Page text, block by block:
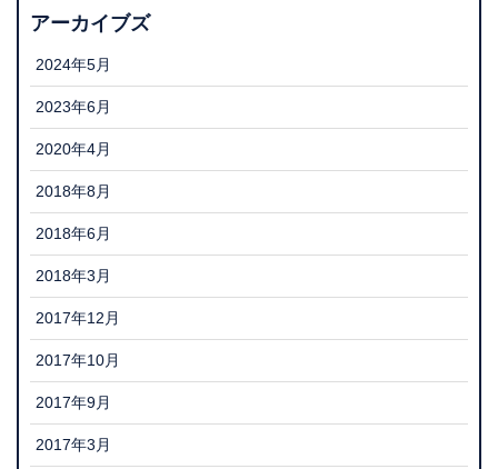
アーカイブズ
2024年5月
2023年6月
2020年4月
2018年8月
2018年6月
2018年3月
2017年12月
2017年10月
2017年9月
2017年3月